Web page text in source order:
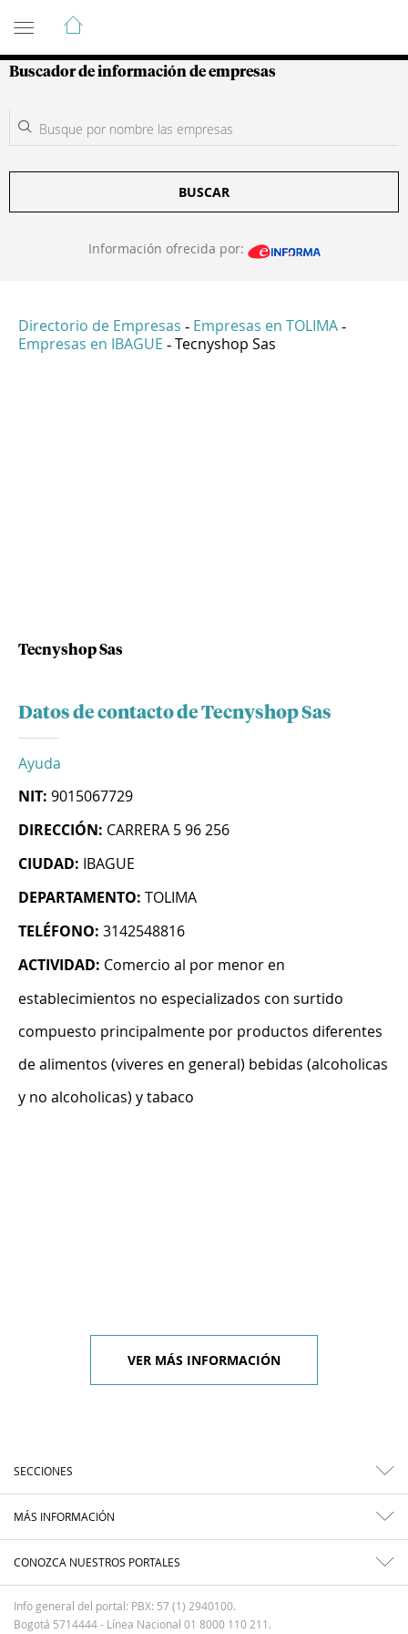
Guía de Empresas Colombianas
Buscador de información de empresas
BUSCAR
Información ofrecida por:
Directorio de Empresas - Empresas en TOLIMA -
Empresas en IBAGUE - Tecnyshop Sas
Tecnyshop Sas
Datos de contacto de Tecnyshop Sas
Ayuda
NIT: 9015067729
DIRECCIÓN: CARRERA 5 96 256
CIUDAD: IBAGUE
DEPARTAMENTO: TOLIMA
TELÉFONO: 3142548816
ACTIVIDAD: Comercio al por menor en
establecimientos no especializados con surtido
compuesto principalmente por productos diferentes
de alimentos (viveres en general) bebidas (alcoholicas
y no alcoholicas) y tabaco
VER MÁS INFORMACIÓN
SECCIONES
MÁS INFORMACIÓN
CONOZCA NUESTROS PORTALES
Info general del portal: PBX: 57 (1) 2940100.
Bogotá 5714444 - Línea Nacional 01 8000 110 211.